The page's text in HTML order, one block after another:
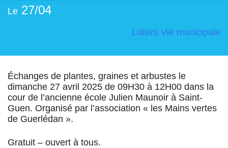
Le 27/04
Loisirs Vie municipale
Échanges de plantes, graines et arbustes le
dimanche 27 avril 2025 de 09H30 à 12H00 dans la
cour de l’ancienne école Julien Maunoir à Saint-
Guen. Organisé par l’association « les Mains vertes
de Guerlédan ».
Gratuit – ouvert à tous.